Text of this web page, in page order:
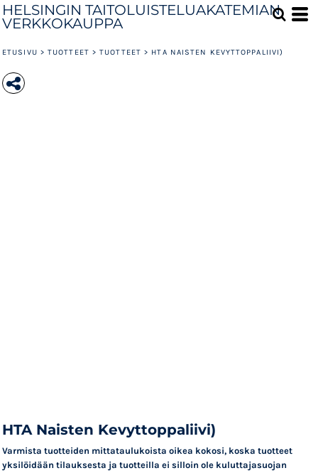
HELSINGIN TAITOLUISTELUAKATEMIAN
VERKKOKAUPPA
ETUSIVU > TUOTTEET > TUOTTEET > HTA NAISTEN KEVYTTOPPALIIVI)
HTA Naisten Kevyttoppaliivi)
Varmista tuotteiden mittataulukoista oikea kokosi, koska tuotteet
yksilöidään tilauksesta ja tuotteilla ei silloin ole kuluttajasuojan